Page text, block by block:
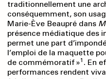
traditionnellement une
conséquemment, son
Marie-Ève Beaupré dans
présence médiatique des
permet une part
l’emploi de la maquette
de commémoratif »1 . En
performances rendent